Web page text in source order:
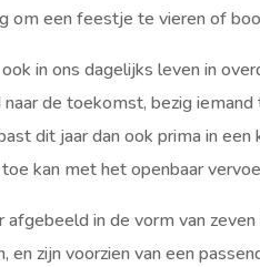
om een feestje te vieren of
in ons dagelijks leven in
naar de toekomst, bezig
dit jaar dan ook prima in
kan met het openbaar
afgebeeld in de vorm van
en zijn voorzien van een